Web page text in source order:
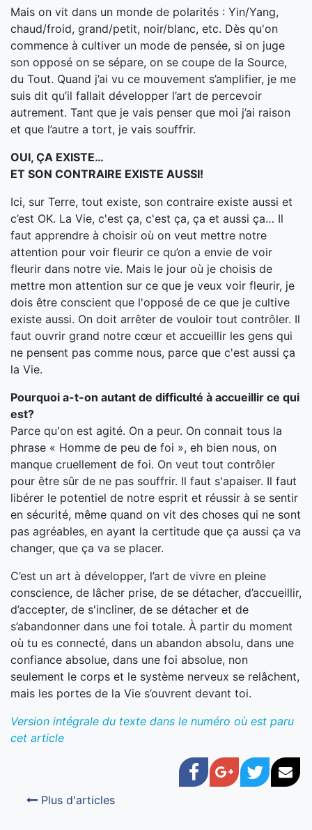
Mais on vit dans un monde de polarités : Yin/Yang,
chaud/froid, grand/petit, noir/blanc, etc. Dès qu'on
commence à cultiver un mode de pensée, si on juge
son opposé on se sépare, on se coupe de la Source,
du Tout. Quand j’ai vu ce mouvement s’amplifier, je me
suis dit qu’il fallait développer l’art de percevoir
autrement. Tant que je vais penser que moi j’ai raison
et que l’autre a tort, je vais souffrir.
OUI, ÇA EXISTE…
ET SON CONTRAIRE EXISTE AUSSI!
Ici, sur Terre, tout existe, son contraire existe aussi et
c’est OK. La Vie, c'est ça, c'est ça, ça et aussi ça… Il
faut apprendre à choisir où on veut mettre notre
attention pour voir fleurir ce qu’on a envie de voir
fleurir dans notre vie. Mais le jour où je choisis de
mettre mon attention sur ce que je veux voir fleurir, je
dois être conscient que l'opposé de ce que je cultive
existe aussi. On doit arrêter de vouloir tout contrôler. Il
faut ouvrir grand notre cœur et accueillir les gens qui
ne pensent pas comme nous, parce que c'est aussi ça
la Vie.
Pourquoi a-t-on autant de difficulté à accueillir ce qui
est?
Parce qu'on est agité. On a peur. On connait tous la
phrase « Homme de peu de foi », eh bien nous, on
manque cruellement de foi. On veut tout contrôler
pour être sûr de ne pas souffrir. Il faut s'apaiser. Il faut
libérer le potentiel de notre esprit et réussir à se sentir
en sécurité, même quand on vit des choses qui ne sont
pas agréables, en ayant la certitude que ça aussi ça va
changer, que ça va se placer.
C’est un art à développer, l’art de vivre en pleine
conscience, de lâcher prise, de se détacher, d’accueillir,
d’accepter, de s'incliner, de se détacher et de
s’abandonner dans une foi totale. À partir du moment
où tu es connecté, dans un abandon absolu, dans une
confiance absolue, dans une foi absolue, non
seulement le corps et le système nerveux se relâchent,
mais les portes de la Vie s’ouvrent devant toi.
Version intégrale du texte dans le numéro où est paru
cet article
Facebook
Google+
Twitter
Plus d'articles